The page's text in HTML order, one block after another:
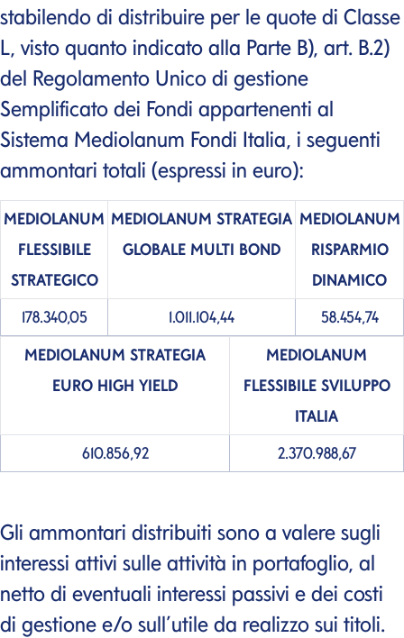
stabilendo di distribuire per le quote di Classe
L, visto quanto indicato alla Parte B), art. B.2)
del Regolamento Unico di gestione
Semplificato dei Fondi appartenenti al
Sistema Mediolanum Fondi Italia, i seguenti
ammontari totali (espressi in euro):
MEDIOLANUM
FLESSIBILE
STRATEGICO
MEDIOLANUM STRATEGIA
GLOBALE MULTI BOND
MEDIOLANUM
RISPARMIO
DINAMICO
178.340,05
1.011.104,44
58.454,74
MEDIOLANUM STRATEGIA
EURO HIGH YIELD
MEDIOLANUM
FLESSIBILE SVILUPPO
ITALIA
610.856,92
2.370.988,67
Gli ammontari distribuiti sono a valere sugli
interessi attivi sulle attività in portafoglio, al
netto di eventuali interessi passivi e dei costi
di gestione e/o sull’utile da realizzo sui titoli.